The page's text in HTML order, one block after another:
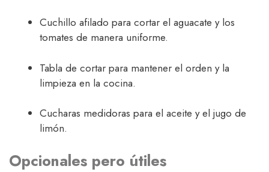
Cuchillo afilado para cortar el aguacate y los
tomates de manera uniforme.
Tabla de cortar para mantener el orden y la
limpieza en la cocina.
Cucharas medidoras para el aceite y el jugo de
limón.
Opcionales pero útiles